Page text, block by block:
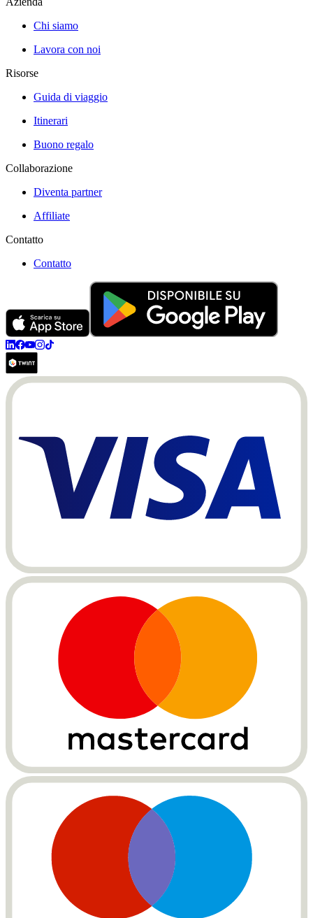
Chi siamo
Lavora con noi
Risorse
Guida di viaggio
Itinerari
Buono regalo
Collaborazione
Diventa partner
Affiliate
Contatto
Contatto